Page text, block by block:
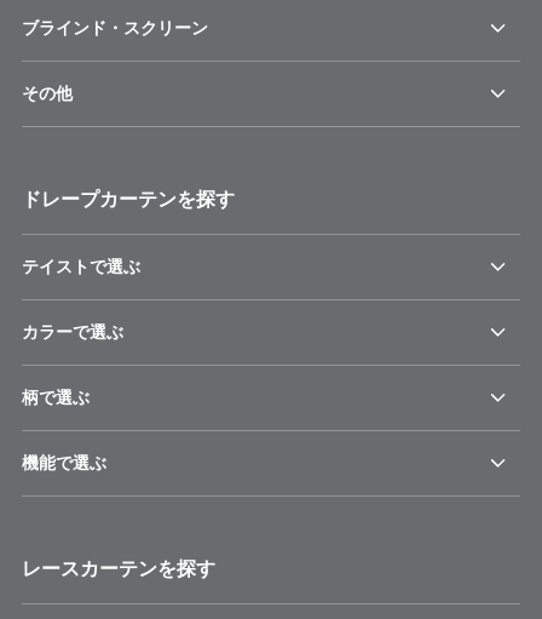
ブラインド・スクリーン
その他
ドレープカーテンを探す
テイストで選ぶ
カラーで選ぶ
柄で選ぶ
機能で選ぶ
レースカーテンを探す